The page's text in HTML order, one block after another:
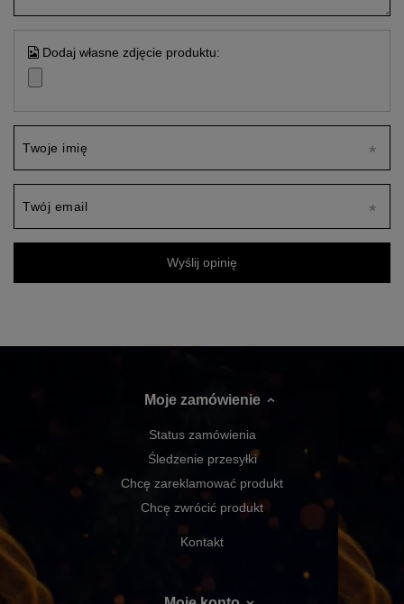
Dodaj własne zdjęcie produktu:
Twoje imię
Twój email
Wyślij opinię
Moje zamówienie
Status zamówienia
Śledzenie przesyłki
Chcę zareklamować produkt
Chcę zwrócić produkt
Kontakt